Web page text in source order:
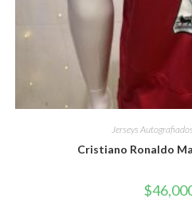
Jerseys Autografiados
Cristiano Ronaldo
$